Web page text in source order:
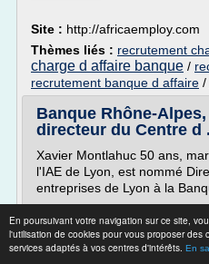
En poursuivant votre navigation sur ce site,
l'utilisation de cookies pour vous proposer des
services adaptés à vos centres d'intérêts. En
Site : http://africaemploy.com
Thèmes liés : recrutement
charge d affaire banque /
recrutement banque d affaire /
Banque Rhône-
directeur du Centre d
Xavier Montlahuc 50 ans,
l'IAE de Lyon, est nommé
entreprises de Lyon à la
Xavier Montlahuc a intégré
1988 en tant que Chargé
rejoindre la Banque Rhône-
différents...